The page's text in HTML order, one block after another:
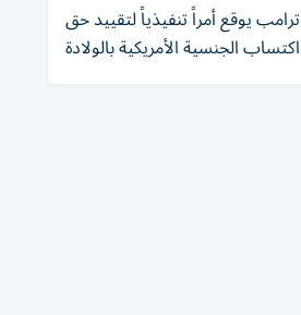
ترامب يوقع أمراً تنفيذياً لتقييد حق
اكتساب الجنسية الأمريكية بالولادة